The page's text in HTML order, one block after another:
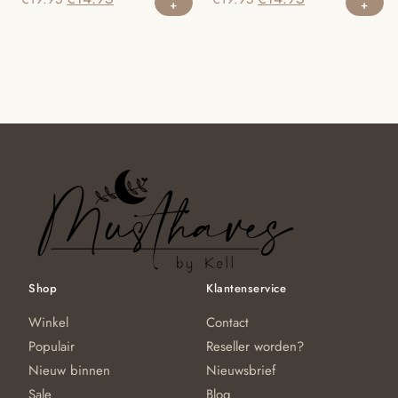
Shop
Winkel
Populair
Nieuw binnen
Klantenservice
Contact
Reseller worden?
Nieuwsbrief